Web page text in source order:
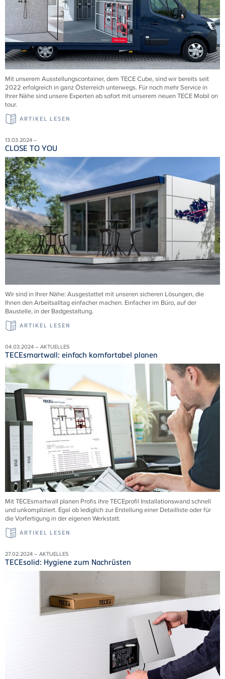
Mit unserem Ausstellungscontainer, dem TECE Cube, sind wir bereits seit
2022 erfolgreich in ganz Österreich unterwegs. Für noch mehr Service in
Ihrer Nähe sind unsere Experten ab sofort mit unserem neuen TECE Mobil on
tour.
ARTIKEL LESEN
13.03.2024 –
CLOSE TO YOU
Wir sind in Ihrer Nähe: Ausgestattet mit unseren sicheren Lösungen, die
Ihnen den Arbeitsalltag einfacher machen. Einfacher im Büro, auf der
Baustelle, in der Badgestaltung.
ARTIKEL LESEN
04.03.2024 – AKTUELLES
TECEsmartwall: einfach komfortabel planen
Mit TECEsmartwall planen Profis ihre TECEprofil Installationswand schnell
und unkompliziert. Egal ob lediglich zur Erstellung einer Detailliste oder für
die Vorfertigung in der eigenen Werkstatt.
ARTIKEL LESEN
27.02.2024 – AKTUELLES
TECEsolid: Hygiene zum Nachrüsten